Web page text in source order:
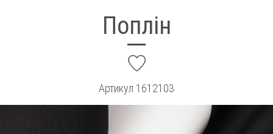
Поплін
Артикул 1612103